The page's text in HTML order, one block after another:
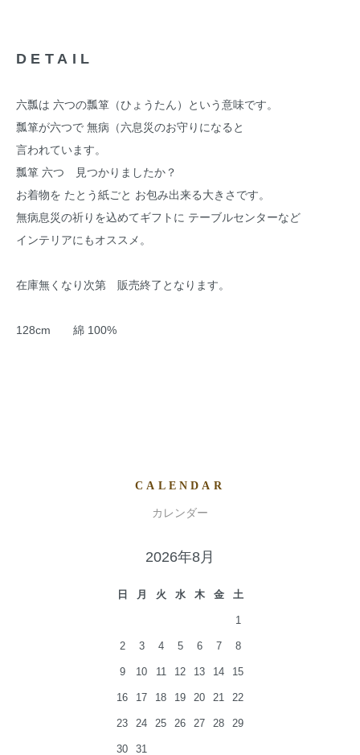
DETAIL
六瓢は 六つの瓢箪（ひょうたん）という意味です。
瓢箪が六つで 無病（六息災のお守りになると
言われています。
瓢箪 六つ 見つかりましたか？
お着物を たとう紙ごと お包み出来る大きさです。
無病息災の祈りを込めてギフトに テーブルセンターなど
インテリアにもオススメ。
在庫無くなり次第 販売終了となります。
128cm 綿 100%
CALENDAR
カレンダー
2026年8月
日 月 火 水 木 金 土
1
2 3 4 5 6 7 8
9 10 11 12 13 14 15
16 17 18 19 20 21 22
23 24 25 26 27 28 29
30 31